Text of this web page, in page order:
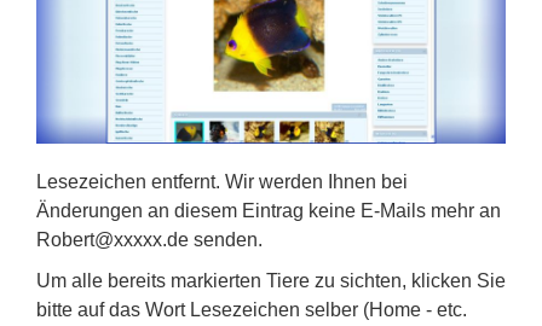
Lesezeichen entfernt. Wir werden Ihnen bei
Änderungen an diesem Eintrag keine E-Mails mehr an
Robert@xxxxx.de senden.
Um alle bereits markierten Tiere zu sichten, klicken Sie
bitte auf das Wort Lesezeichen selber (Home - etc.